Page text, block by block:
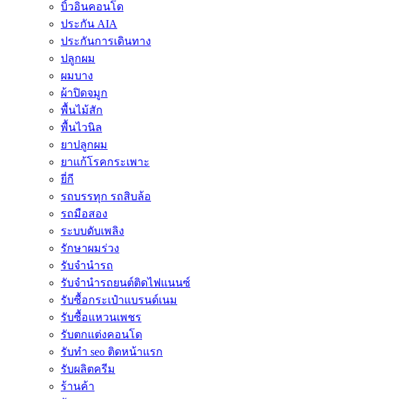
บิ้วอินคอนโด
ประกัน AIA
ประกันการเดินทาง
ปลูกผม
ผมบาง
ผ้าปิดจมูก
พื้นไม้สัก
พื้นไวนิล
ยาปลูกผม
ยาแก้โรคกระเพาะ
ยี่กี
รถบรรทุก รถสิบล้อ
รถมือสอง
ระบบดับเพลิง
รักษาผมร่วง
รับจำนำรถ
รับจํานํารถยนต์ติดไฟแนนซ์
รับซื้อกระเป๋าแบรนด์เนม
รับซื้อแหวนเพชร
รับตกแต่งคอนโด
รับทำ seo ติดหน้าแรก
รับผลิตครีม
ร้านค้า